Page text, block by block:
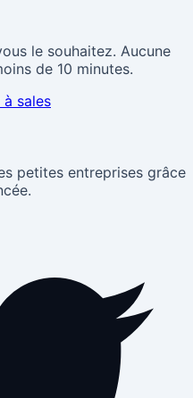
le souhaitez. Aucune
de 10 minutes.
à sales
petites entreprises grâce